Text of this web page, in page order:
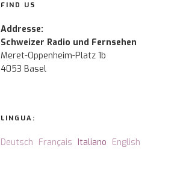
FIND US
Addresse:
Schweizer Radio und Fernsehen
Meret-Oppenheim-Platz 1b
4053 Basel
LINGUA:
Deutsch Français Italiano English